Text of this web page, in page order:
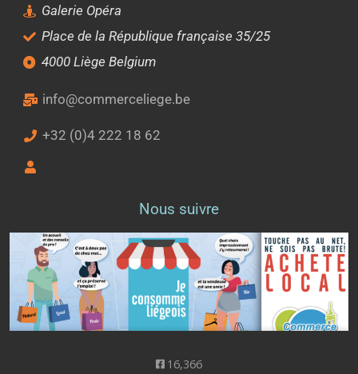
Galerie Opéra
Place de la République française 35/25
4000 Liège Belgium
info@commerceliege.be
+32 (0)4 222 18 62
Nous suivre
16,366